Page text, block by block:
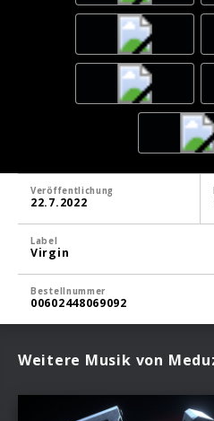
Veröffentlichung
22.7.2022
Label
Virgin
Bestellnummer
00602448069092
Weitere Musik von